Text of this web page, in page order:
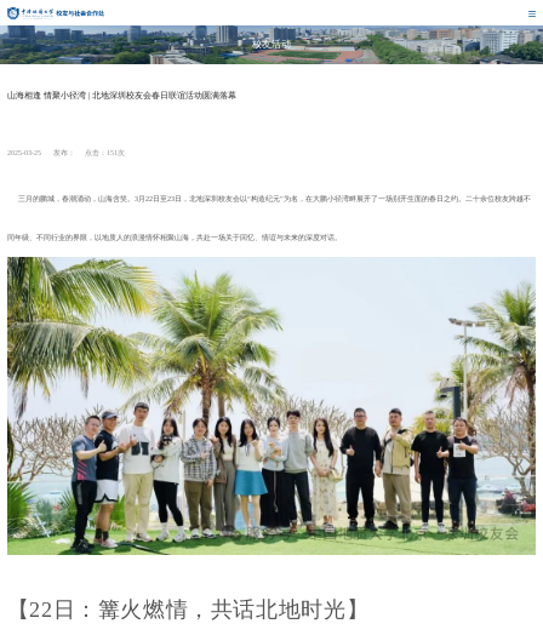
校友活动
山海相逢 情聚小径湾 | 北地深圳校友会春日联谊活动圆满落幕
2025-03-25 发布： 点击： 151次
三月的鹏城，春潮涌动，山海含笑。3月22日至23日，北地深圳校友会以“构造纪元”为名，在大鹏小径湾畔展开了一场别开生面的春日之约。二十余位校友跨越不
同年级、不同行业的界限，以地质人的浪漫情怀相聚山海，共赴一场关于回忆、情谊与未来的深度对话。
【22日：篝火燃情，共话北地时光】